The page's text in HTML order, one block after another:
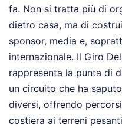
fa. Non si tratta più di
dietro casa, ma di
sponsor, media e,
internazionale. Il Giro
rappresenta la punta di
un circuito che ha
diversi, offrendo
costiera ai terreni